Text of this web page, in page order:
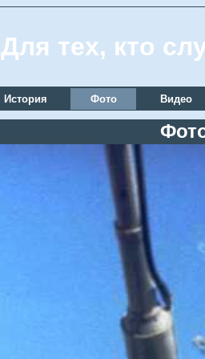
Для тех, кто
История Фото Видео